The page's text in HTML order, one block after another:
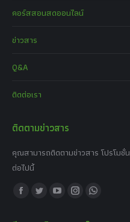
คอร์สสอนสดออนไลน์
ข่าวสาร
Q&A
ติดต่อเรา
ติดตามข่าวสาร
คุณสามารถติดตามข่าวสาร โปรโมชั่
ต่อไปนี้
Find us on:
Facebook
TwitterYouTubeInstagramWhatsapp